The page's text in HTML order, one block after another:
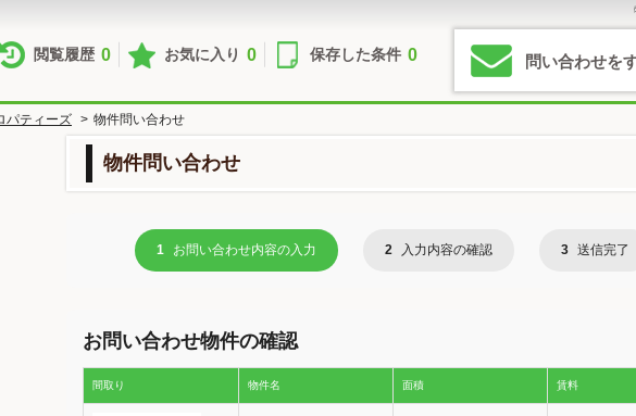
閲覧履歴 0 お気に入り 0 保存した条件 0 問い合わせを
パティーズ > 物件問い合わせ
物件問い合わせ
1 お問い合わせ内容の入力 2 入力内容の確認 3 送信完了
お問い合わせ物件の確認
間取り 物件名 面積 賃料